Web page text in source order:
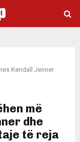
Kendall Jenner
më
dhe
të reja